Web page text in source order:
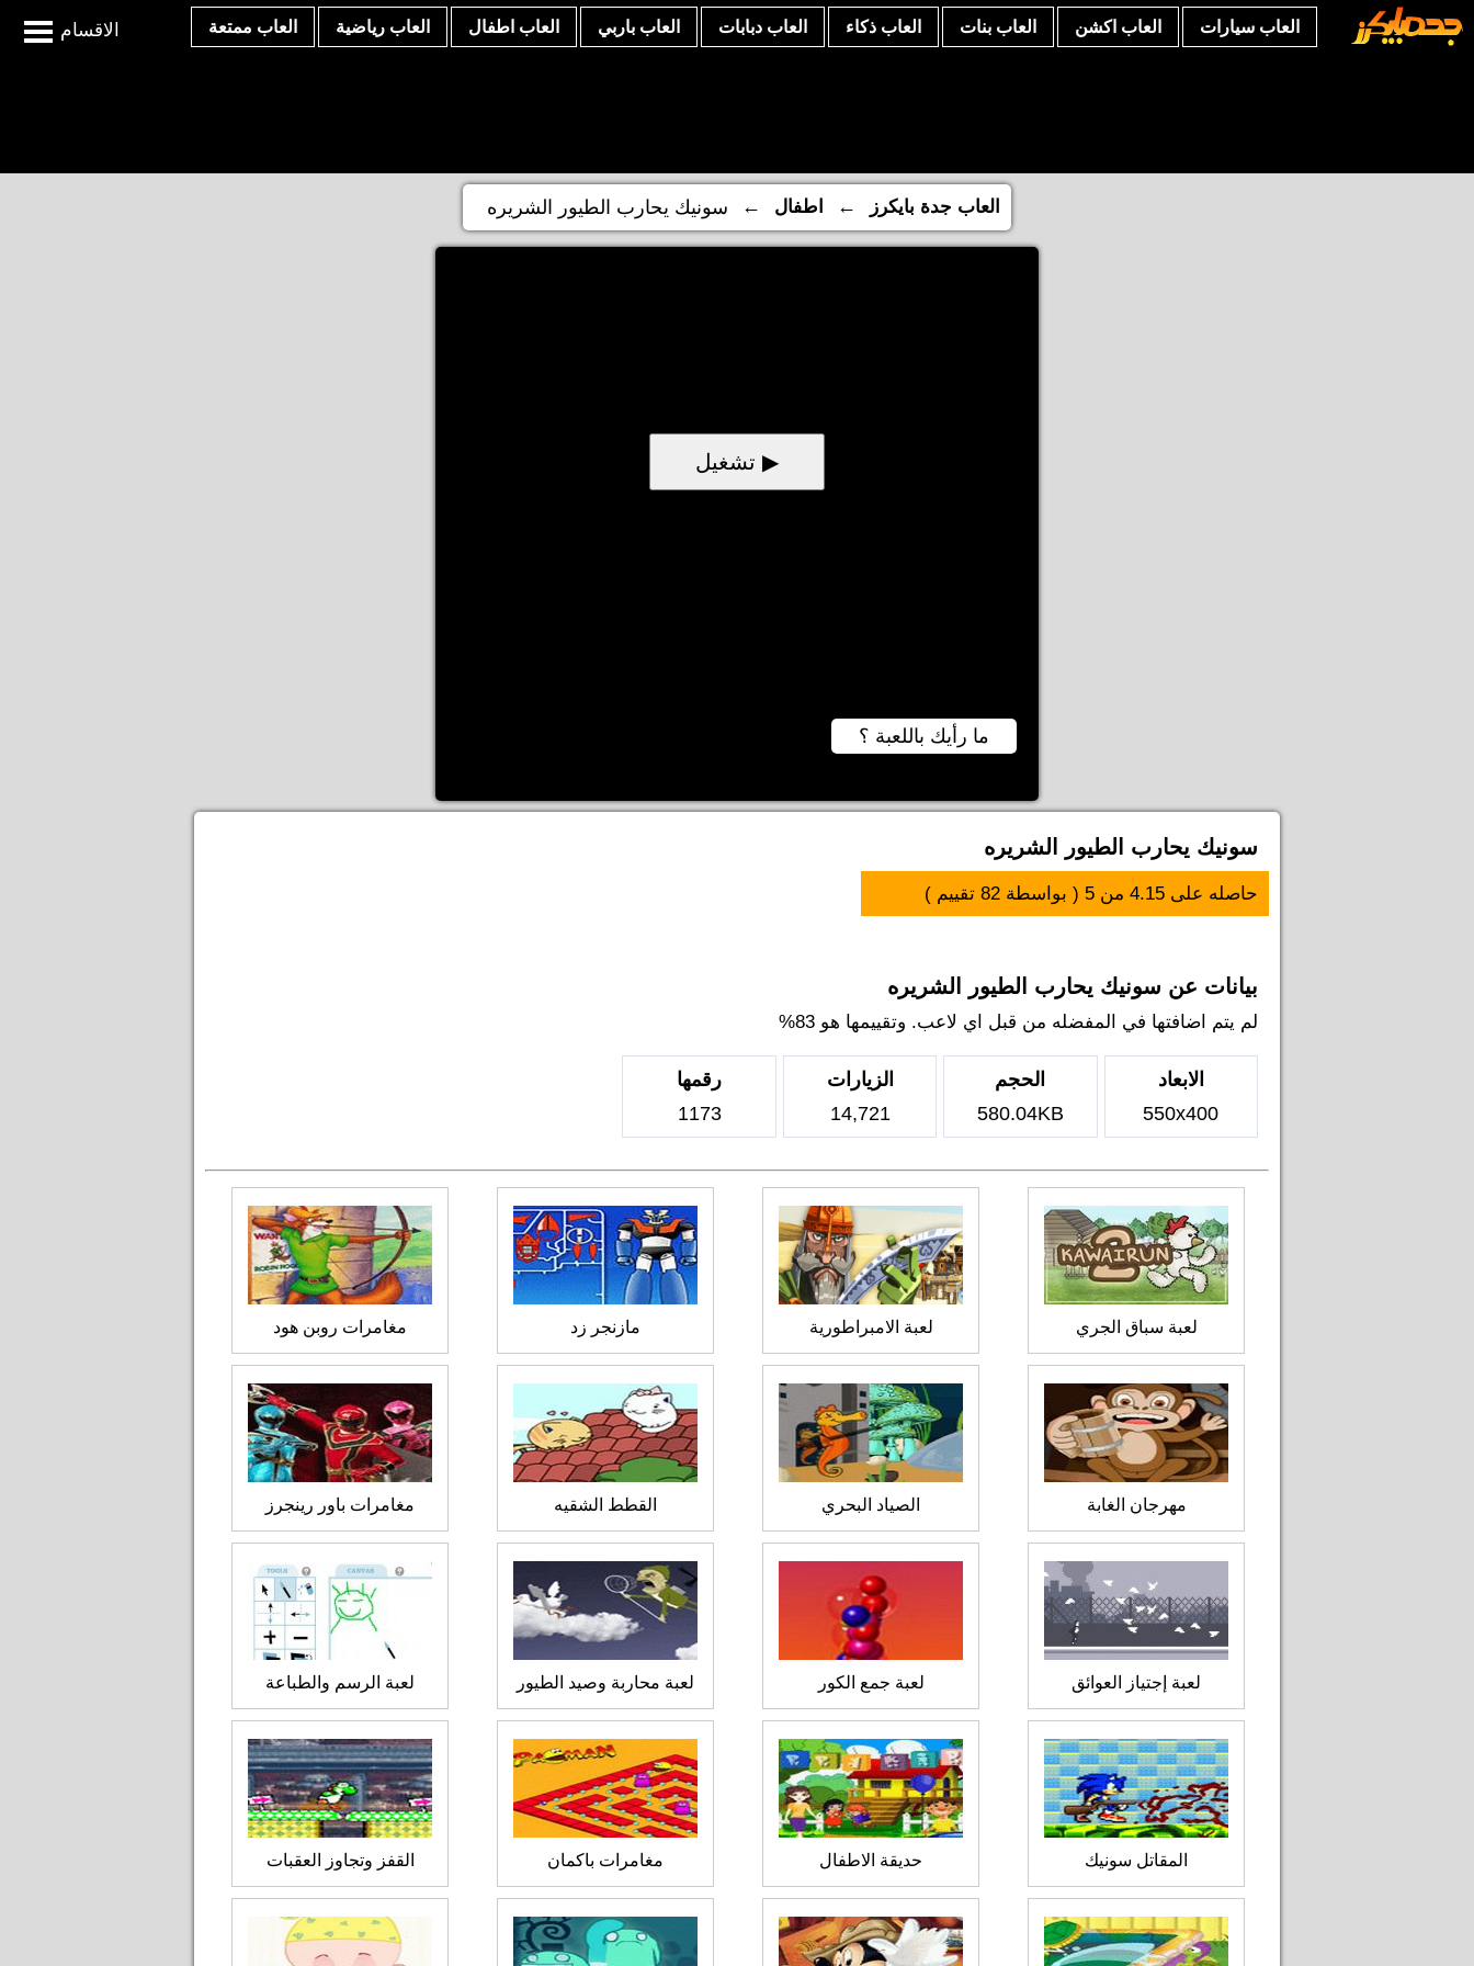
الاقسام العاب سيارات العاب اكشن العاب بنات العاب ذكاء العاب دبابات العاب باربي العاب اطفال العاب رياضية العاب ممتعة
العاب جدة بايكرز ← اطفال ← سونيك يحارب الطيور الشريره
▶ تشغيل
ما رأيك باللعبة ؟
سونيك يحارب الطيور الشريره
حاصله على 4.15 من 5 ( بواسطة 82 تقييم )
بيانات عن سونيك يحارب الطيور الشريره
لم يتم اضافتها في المفضله من قبل اي لاعب. وتقييمها هو 83%
الابعاد
550x400
الحجم
580.04KB
الزيارات
14,721
رقمها
1173
لعبة سباق الجري لعبة الامبراطورية مازنجر زد مغامرات روبن هود
مهرجان الغابة الصياد البحري القطط الشقيه مغامرات باور رينجرز
لعبة إجتياز العوائق لعبة جمع الكور لعبة محاربة وصيد الطيور لعبة الرسم والطباعة
المقاتل سونيك حديقة الاطفال مغامرات باكمان القفز وتجاوز العقبات